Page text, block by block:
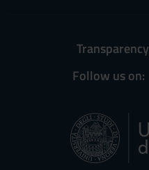
Transparency
Follow us on: